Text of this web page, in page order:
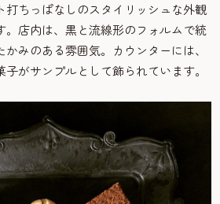
打ちっぱなしのスタイリッシュな外観
。店内は、黒と流線形のフォルムで統
みのある雰囲気。カウンターには、
がサンプルとして飾られています。